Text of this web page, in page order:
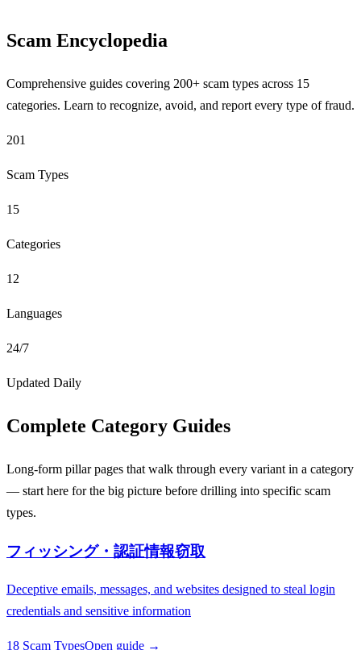
Scam Encyclopedia
Comprehensive guides covering 200+ scam types across 15
categories. Learn to recognize, avoid, and report every type of fraud.
201
Scam Types
15
Categories
12
Languages
24/7
Updated Daily
Complete Category Guides
Long-form pillar pages that walk through every variant in a category
— start here for the big picture before drilling into specific scam
types.
フィッシング・認証情報窃取
Deceptive emails, messages, and websites designed to steal login
credentials and sensitive information
18 Scam TypesOpen guide →